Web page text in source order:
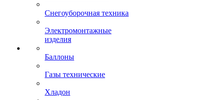
Снегоуборочная техника
Электромонтажные
изделия
Баллоны
Газы технические
Хладон